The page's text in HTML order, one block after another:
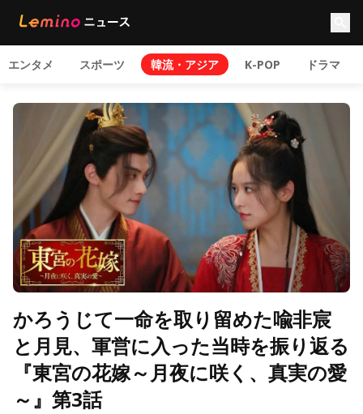
エンタメ スポーツ 韓流・アジア K-POP ドラマ
かろうじて一命を取り留めた喩非宸
と月見、軍営に入った当時を振り返る
『東宮の花嫁～月夜に咲く、真実の愛
～』第3話